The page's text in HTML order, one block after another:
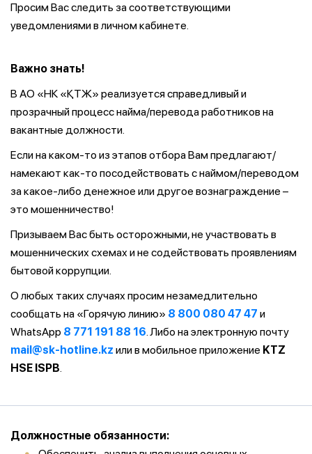
Просим Вас следить за соответствующими
уведомлениями в личном кабинете.
Важно знать!
В АО «НК «ҚТЖ» реализуется справедливый и
прозрачный процесс найма/перевода работников на
вакантные должности.
Если на каком-то из этапов отбора Вам предлагают/
намекают как-то посодействовать с наймом/переводом
за какое-либо денежное или другое вознаграждение –
это мошенничество!
Призываем Вас быть осторожными, не участвовать в
мошеннических схемах и не содействовать проявлениям
бытовой коррупции.
О любых таких случаях просим незамедлительно
сообщать на «Горячую линию» 8 800 080 47 47 и
WhatsApp 8 771 191 88 16. Либо на электронную почту
mail@sk-hotline.kz или в мобильное приложение KTZ
HSE ISPB.
Должностные обязанности: